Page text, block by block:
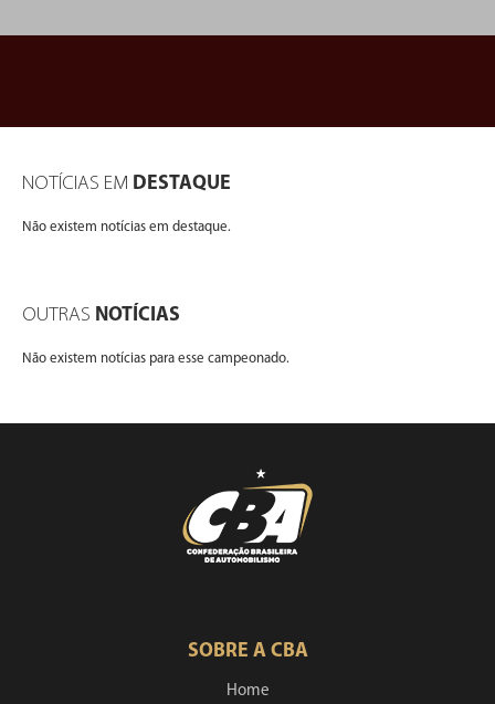
NOTÍCIAS EM DESTAQUE
Não existem notícias em destaque.
OUTRAS NOTÍCIAS
Não existem notícias para esse campeonado.
SOBRE A CBA
Home